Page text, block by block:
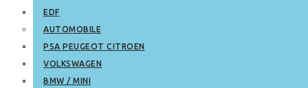
EDF
AUTOMOBILE
PSA PEUGEOT CITROEN
VOLKSWAGEN
BMW / MINI